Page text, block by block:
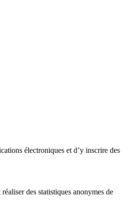
électroniques et d’y inscrire des
des statistiques anonymes de